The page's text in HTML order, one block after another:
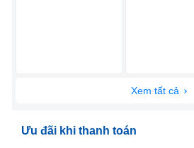
Xem tất cả
Ưu đãi khi thanh toán